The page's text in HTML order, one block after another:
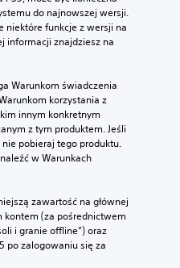
do najnowszej wersji.
niektóre funkcje z wersji na
informacji znajdziesz na
Warunkom świadczenia
korzystania z
innym konkretnym
z tym produktem. Jeśli
pobieraj tego produktu.
w Warunkach
zawartość na głównej
kontem (za pośrednictwem
i granie offline”) oraz
po zalogowaniu się za